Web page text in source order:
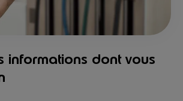
informations dont vous